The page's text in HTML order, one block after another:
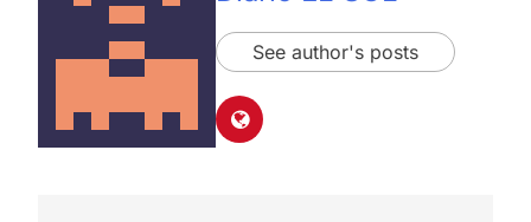
See author's posts